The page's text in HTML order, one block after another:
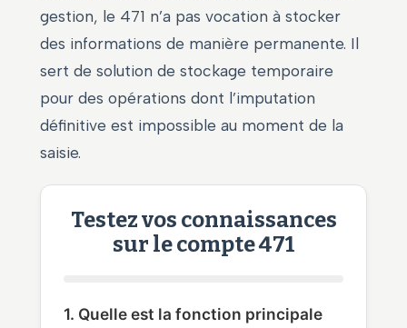
gestion, le 471 n’a pas vocation à stocker
des informations de manière permanente. Il
sert de solution de stockage temporaire
pour des opérations dont l’imputation
définitive est impossible au moment de la
saisie.
Testez vos connaissances
sur le compte 471
1. Quelle est la fonction principale